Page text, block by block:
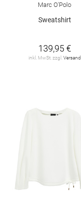
Marc O'Polo
Sweatshirt
139,95 €
inkl. MwSt. zzgl. Versand